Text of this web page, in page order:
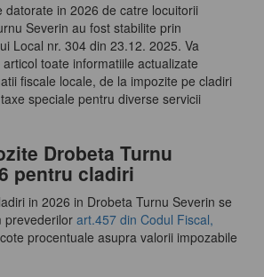
datorate in 2026 de catre locuitorii
Severin au fost stabilite prin
Local nr. 304 din 23.12. 2025. Va
toate informatiile actualizate
fiscale locale, de la impozite pe cladiri
speciale pentru diverse servicii
Drobeta Turnu
pentru cladiri
in 2026 in Drobeta Turnu Severin se
prevederilor art.457 din Codul Fiscal,
procentuale asupra valorii impozabile